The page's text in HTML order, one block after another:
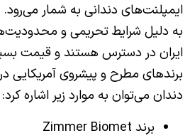
ایمپلنت‌های دندانی به شمار
به دلیل شرایط تحریمی و
ایران در دسترس هستند و قیمت
برندهای مطرح و پیشروی آمریکایی
دندان می‌توان به موارد زیر اشاره کرد:
برند Zimmer Biomet